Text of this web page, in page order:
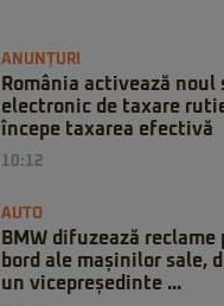
ANUNȚURI
România activează noul
electronic de taxare
începe taxarea efectivă
10:12
AUTO
BMW difuzează reclame
bord ale mașinilor sale,
un vicepreședinte ...